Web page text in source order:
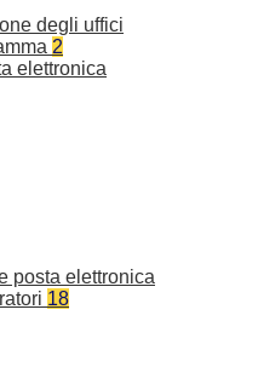
degli uffici
2
elettronica
posta elettronica
18